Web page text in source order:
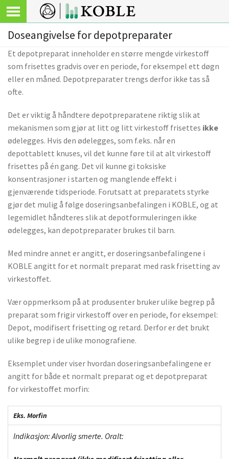
Doseangivelse for depotpreparater
Et depotpreparat inneholder en større mengde virkestoff
som frisettes gradvis over en periode, for eksempel ett døgn
eller en måned. Depotpreparater trengs derfor ikke tas så
ofte.
Det er viktig å håndtere depotpreparatene riktig slik at
mekanismen som gjør at litt og litt virkestoff frisettes ikke
ødelegges. Hvis den ødelegges, som f.eks. når en
depottablett knuses, vil det kunne føre til at alt virkestoff
frisettes på én gang. Det vil kunne gi toksiske
konsentrasjoner i starten og manglende effekt i
gjenværende tidsperiode. Forutsatt at preparatets styrke
gjør det mulig å følge doseringsanbefalingen i KOBLE, og at
legemidlet håndteres slik at depotformuleringen ikke
ødelegges, kan depotpreparater brukes til barn.
Med mindre annet er angitt, er doseringsanbefalingene i
KOBLE angitt for et normalt preparat med rask frisetting av
virkestoffet.
Vær oppmerksom på at produsenter bruker ulike begrep på
preparat som frigir virkestoff over en periode, for eksempel:
Depot, modifisert frisetting og retard. Derfor er det brukt
ulike begrep i de ulike monografiene.
Eksemplet under viser hvordan doseringsanbefalingene er
angitt for både et normalt preparat og et depotpreparat
for virkestoffet morfin:
Eks. Morfin
Indikasjon: Alvorlig smerte. Oralt: